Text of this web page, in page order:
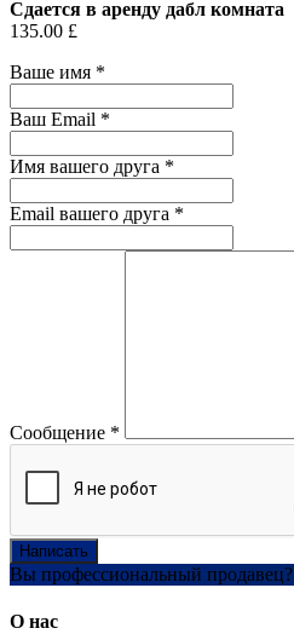
Сдается в аренду дабл комната
135.00 £
Ваше имя *
Ваш Email *
Имя вашего друга *
Email вашего друга *
Сообщение *
Написать
Вы профессиональный продавец?
О нас